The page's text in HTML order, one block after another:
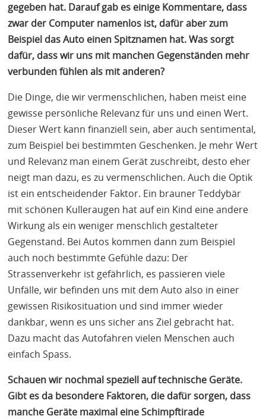
gegeben hat. Darauf gab es einige Kommentare, dass
zwar der Computer namenlos ist, dafür aber zum
Beispiel das Auto einen Spitznamen hat. Was sorgt
dafür, dass wir uns mit manchen Gegenständen mehr
verbunden fühlen als mit anderen?
Die Dinge, die wir vermenschlichen, haben meist eine
gewisse persönliche Relevanz für uns und einen Wert.
Dieser Wert kann finanziell sein, aber auch sentimental,
zum Beispiel bei bestimmten Geschenken. Je mehr Wert
und Relevanz man einem Gerät zuschreibt, desto eher
neigt man dazu, es zu vermenschlichen. Auch die Optik
ist ein entscheidender Faktor. Ein brauner Teddybär
mit schönen Kulleraugen hat auf ein Kind eine andere
Wirkung als ein weniger menschlich gestalteter
Gegenstand. Bei Autos kommen dann zum Beispiel
auch noch bestimmte Gefühle dazu: Der
Strassenverkehr ist gefährlich, es passieren viele
Unfälle, wir befinden uns mit dem Auto also in einer
gewissen Risikosituation und sind immer wieder
dankbar, wenn es uns sicher ans Ziel gebracht hat.
Dazu macht das Autofahren vielen Menschen auch
einfach Spass.
Schauen wir nochmal speziell auf technische Geräte.
Gibt es da besondere Faktoren, die dafür sorgen, dass
manche Geräte maximal eine Schimpftirade